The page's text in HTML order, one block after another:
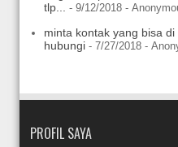
tlp...
- 9/12/2018 -
minta kontak yang bisa di
hubungi - 7/27/2018 -
PROFIL SAYA